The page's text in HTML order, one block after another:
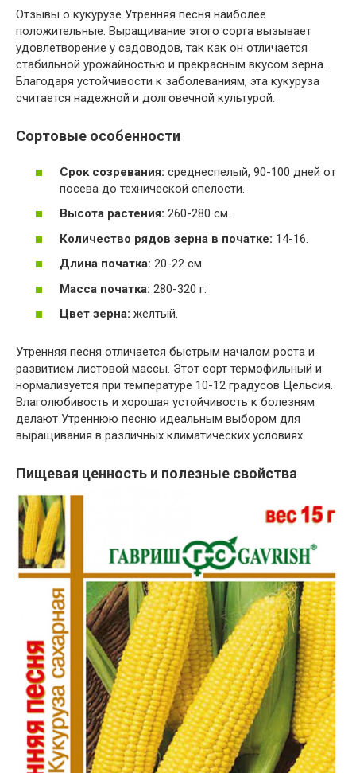
Отзывы о кукурузе Утренняя песня наиболее
положительные. Выращивание этого сорта вызывает
удовлетворение у садоводов, так как он отличается
стабильной урожайностью и прекрасным вкусом зерна.
Благодаря устойчивости к заболеваниям, эта кукуруза
считается надежной и долговечной культурой.
Сортовые особенности
Срок созревания: среднеспелый, 90-100 дней от
посева до технической спелости.
Высота растения: 260-280 см.
Количество рядов зерна в початке: 14-16.
Длина початка: 20-22 см.
Масса початка: 280-320 г.
Цвет зерна: желтый.
Утренняя песня отличается быстрым началом роста и
развитием листовой массы. Этот сорт термофильный и
нормализуется при температуре 10-12 градусов Цельсия.
Влаголюбивость и хорошая устойчивость к болезням
делают Утреннюю песню идеальным выбором для
выращивания в различных климатических условиях.
Пищевая ценность и полезные свойства